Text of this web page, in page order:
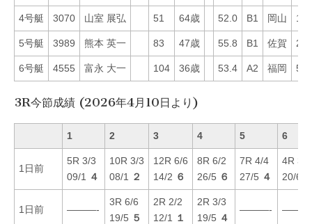
4号艇 3070 山室 展弘 51 64歳 52.0 B1 岡山 17
5号艇 3989 熊本 英一 83 47歳 55.8 B1 佐賀 29
6号艇 4555 富永 大一 104 36歳 53.4 A2 福岡 58
3R今節成績 (2026年4月10日より)
1 2 3 4 5 6
1日前
5R 3/3
09/1
４
10R 3/3
08/1
２
12R 6/6
14/2 ６
8R 6/2
26/5 ６
7R 4/4
27/5 ４
4R 3/3
20/6
1日前 ———-
3R 6/6
19/5 ５
2R 2/2
12/1
１
2R 3/3
19/5 ４
———-